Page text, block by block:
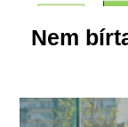
Nem